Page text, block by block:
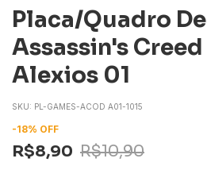
Placa/Quadro
Assassin's
Alexios 01
SKU: PL-GAMES-ACOD A01-1015
-18% OFF
R$8,90 R$10,90